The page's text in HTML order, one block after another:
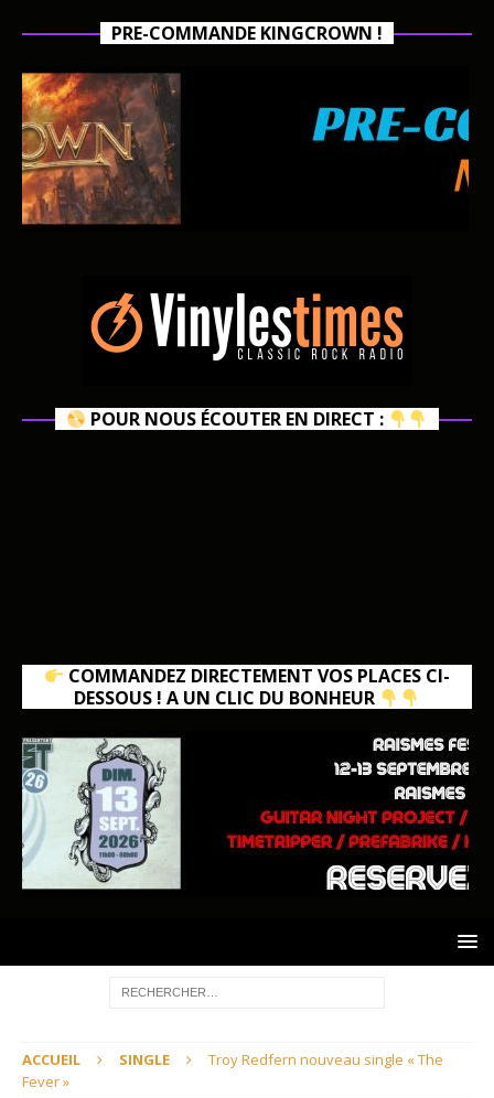
PRE-COMMANDE KINGCROWN !
POUR NOUS ÉCOUTER EN DIRECT :
COMMANDEZ DIRECTEMENT VOS PLACES CI-
DESSOUS ! A UN CLIC DU BONHEUR
ACCUEIL SINGLE
Troy Redfern nouveau single « The
Fever »